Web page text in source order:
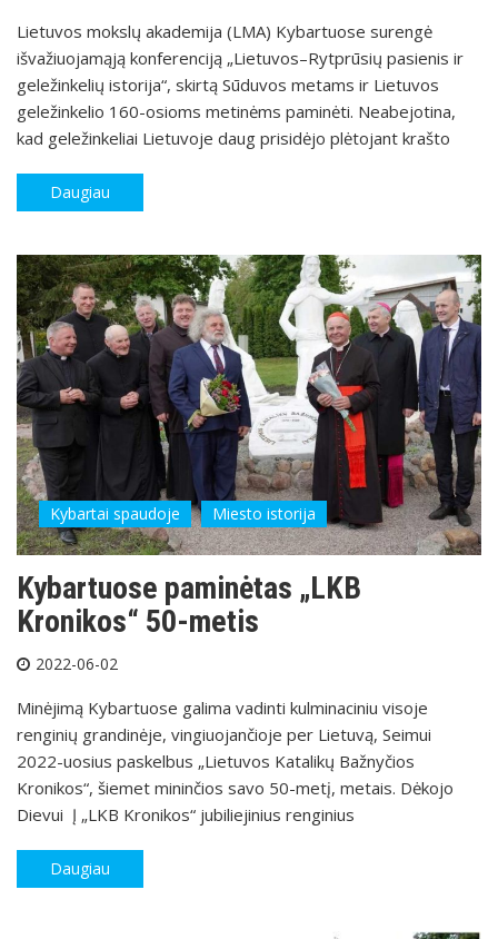
Lietuvos mokslų akademija (LMA) Kybartuose surengė
išvažiuojamąją konferenciją „Lietuvos–Rytprūsių pasienis ir
geležinkelių istorija“, skirtą Sūduvos metams ir Lietuvos
geležinkelio 160-osioms metinėms paminėti. Neabejotina,
kad geležinkeliai Lietuvoje daug prisidėjo plėtojant krašto
Daugiau
Kybartai spaudoje Miesto istorija
Kybartuose paminėtas „LKB
Kronikos“ 50-metis
2022-06-02
Minėjimą Kybartuose galima vadinti kulminaciniu visoje
renginių grandinėje, vingiuojančioje per Lietuvą, Seimui
2022-uosius paskelbus „Lietuvos Katalikų Bažnyčios
Kronikos“, šiemet mininčios savo 50-metį, metais. Dėkojo
Dievui Į „LKB Kronikos“ jubiliejinius renginius
Daugiau